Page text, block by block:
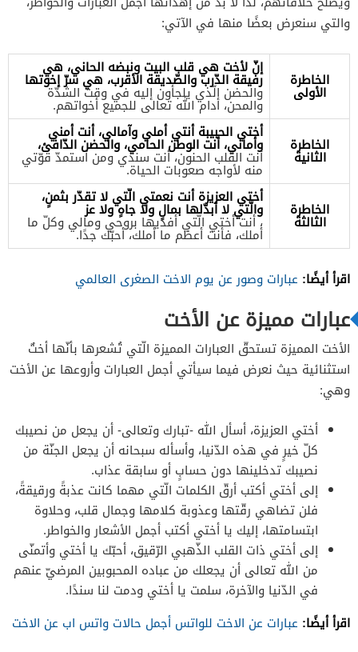
والتي سنعرض بعضًا منها في الآتي:
الخاطرة
الأولى
إنّ لأخت هي قلب البيت ونبضه الحاني، هي
رفيقة الدّرب والصّديقة الأقرب، هي سرّ إخوتها
والحضن الّذي يلجأون إليه في وقت الشدّة
والمحن، أدام الله تعالى للجميع أخواتهم.
الخاطرة
الثانية
أختي الحبيبة أنتي أملي وآمالي، أنت أمني
وأماني، أنت الوطن الحامي، والحضن الدّافئ،
أنت القلب الحنون، أنت سندي ومن أستمدّ قوّتي
منه لأواجه صعوبات الحياة.
الخاطرة
الثالثة
أختي العزيزة أنت نعمتي الّتي لا تقدّر بثمنٍ،
والّتي لا أبدّلها بمالٍ ولا جاهٍ ولا عز
، أنت أختي الّتي أفديها بروحي ومالي وكلّ ما
أملك، فأنت أعظم ما أملك، أحبّك جدًا.
اقرأ أيضًا: عبارات وصور عن يوم الاخت الصغرى العالمي
عبارات مميزة عن الأخت
الأخت المميزة تستحقّ العبارات المميزة الّتي تُشعرها بأنّها أختٌ
استثنائية حيث نعرض فيما سيأتي أجمل العبارات وأروعها عن الأخت
وهي:
أختي العزيزة، أسأل الله -تبارك وتعالى- أن يجعل من نصيبك
كلّ خيرٍ في هذه الدّنيا، وأسأله سبحانه أن يجعل الجنّة من
نصيبك تدخلينها دون حسابٍ أو سابقة عذاب.
إلى أختي أكتب أرقّ الكلمات الّتي مهما كانت عذبةً ورقيقةً،
فلن تضاهي رقّتها وعذوبة كلامها وجمال قلب، وحلاوة
ابتسامتها، إليك يا أختي أكتب أجمل الأشعار والخواطر.
إلى أختي ذات القلب الذّهبي الرّقيق، أحبّك يا أختي وأتمنّى
من الله تعالى أن يجعلك من عباده المحبوبين المرضيّ عنهم
في الدّنيا والآخرة، سلمت يا أختي ودمت لنا سندًا.
اقرأ أيضًا: عبارات عن الاخت للواتس أجمل حالات واتس اب عن الاخت